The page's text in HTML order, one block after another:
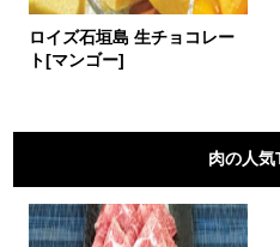
ロイズ石垣島 生チョコレー
ト[マンゴー]
肉の人気